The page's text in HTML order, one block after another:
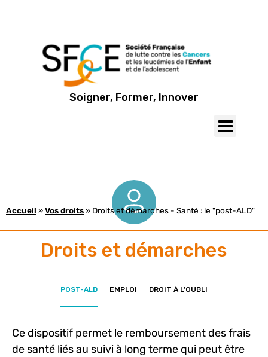
Soigner, Former, Innover
Accueil »Vos droits» Droits et démarches - Santé : le "post-ALD"
Droits et démarches
POST-ALD EMPLOI DROIT À L’OUBLI
Ce dispositif permet le remboursement des frais
de santé liés au suivi à long terme qui peut être